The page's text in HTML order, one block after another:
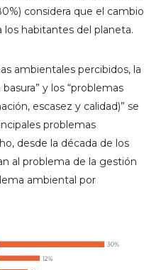
considera que el cambio
habitantes del planeta.
ambientales percibidos, la
y los “problemas
escasez y calidad)” se
problemas
desde la década de los
al problema de la gestión
ambiental por